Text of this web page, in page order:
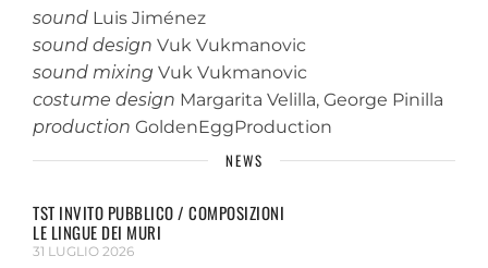
sound Luis Jiménez
sound design Vuk Vukmanovic
sound mixing Vuk Vukmanovic
costume design Margarita Velilla, George Pinilla
production GoldenEggProduction
NEWS
TST INVITO PUBBLICO / COMPOSIZIONI
LE LINGUE DEI MURI
31 LUGLIO 2026